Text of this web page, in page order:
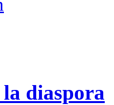
diaspora